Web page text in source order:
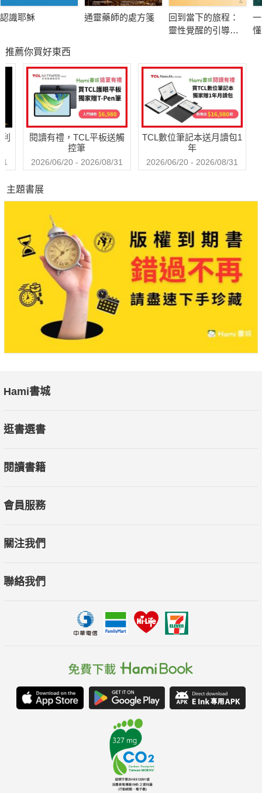
認識耶穌 通靈藥師的處方箋
回到當下的旅程：
靈性覺醒的引導之
推薦你買好東西
閱讀有禮，TCL平板送觸
控筆
2026/06/20 - 2026/08/31
TCL數位筆記本送月讀包1
年
2026/06/20 - 2026/08/31
主題書展
Hami書城
逛書選書
閱讀書籍
會員服務
關注我們
聯絡我們